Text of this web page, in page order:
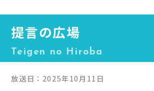
提言の広場
Teigen no Hiroba
放送日：2025年10月11日